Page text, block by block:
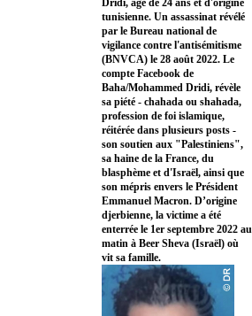
tunisienne. Un assassinat révélé
par le Bureau national de
vigilance contre l'antisémitisme
(BNVCA) le 28 août 2022. Le
compte Facebook de
Baha/Mohammed Dridi, révèle
sa piété - chahada ou shahada,
profession de foi islamique,
réitérée dans plusieurs posts -
son soutien aux "Palestiniens",
sa haine de la France, du
blasphème et d'Israël, ainsi que
son mépris envers le Président
Emmanuel Macron. D’origine
djerbienne, la victime a été
enterrée le 1er septembre 2022 au
matin à Beer Sheva (Israël) où
vit sa famille.